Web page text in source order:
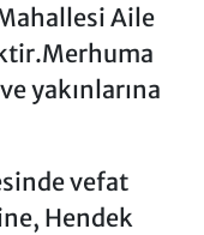
Aile
yakınlarına
vefat
Hendek